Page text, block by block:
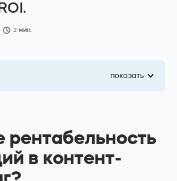
Instagram
2 мин.
показать
рентабельность
в контент-